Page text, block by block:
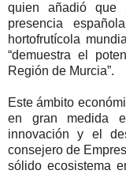
quien añadió que
presencia
hortofrutícola
“demuestra el
Región de Murcia”.
Este ámbito
en gran medida
innovación y el
consejero de
sólido ecosistema